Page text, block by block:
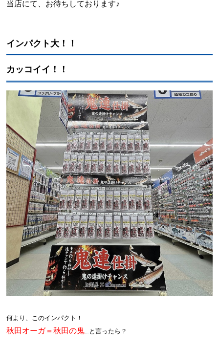
当店にて、お待ちしております♪
インパクト大！！
カッコイイ！！
何より、このインパクト！
秋田オーガ＝秋田の鬼…と言ったら？